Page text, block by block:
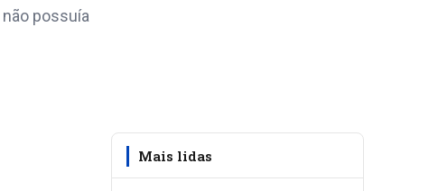
possuía
Mais lidas